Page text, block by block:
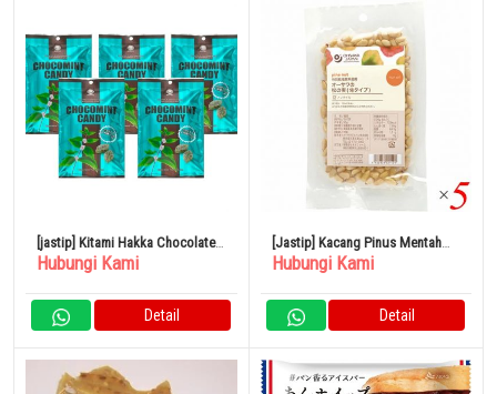
[jastip] Kitami Hakka Chocolate
Mint Candy 170g x 5 Bag
Hubungi Kami
Detail
[Jastip] Kacang Pinus Mentah
Kacang Osawa 30g Set isi 5
Hubungi Kami
Detail